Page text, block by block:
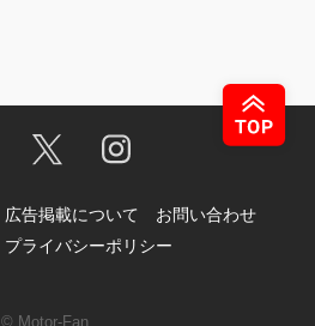
広告掲載について
お問い合わせ
プライバシーポリシー
© Motor-Fan.